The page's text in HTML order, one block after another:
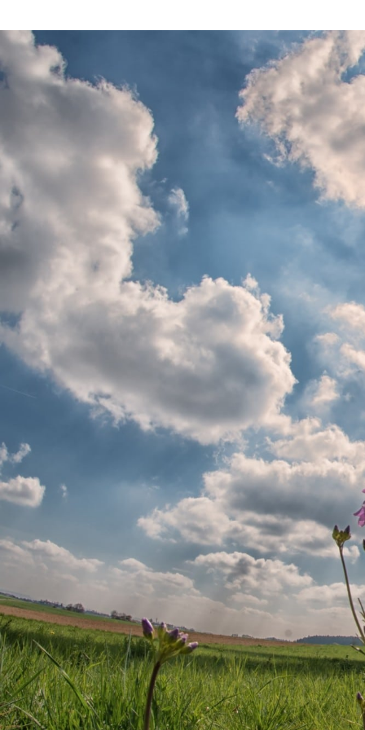
GERMANOMICS
HÖRSAAL
kostenintensiver
Negativ-Zins
Mehrheit der
inzwischen der
Wurzel gehend ist